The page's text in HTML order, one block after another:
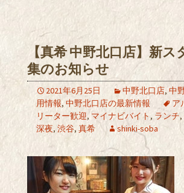
【真希 中野北口店】新ス
集のお知らせ
2021年6月25日 中野北口店,中
用情報, 中野北口店の最新情報 ア
リーター歓迎,マイナビバイト , ランチ,
深夜, 渋谷, 真希 shinki-soba